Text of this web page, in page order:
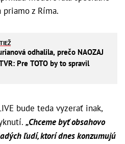
z Ríma.
odhalila, prečo NAOZAJ
Pre TOTO by to spravil
bude teda vyzerať inak,
„Chceme byť obsahovo
ľudí, ktorí dnes konzumujú